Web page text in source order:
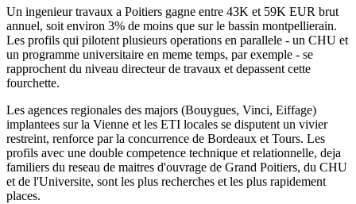
Un ingenieur travaux a Poitiers gagne entre 43K et 59K EUR brut
annuel, soit environ 3% de moins que sur le bassin montpellierain.
Les profils qui pilotent plusieurs operations en parallele - un CHU et
un programme universitaire en meme temps, par exemple - se
rapprochent du niveau directeur de travaux et depassent cette
fourchette.
Les agences regionales des majors (Bouygues, Vinci, Eiffage)
implantees sur la Vienne et les ETI locales se disputent un vivier
restreint, renforce par la concurrence de Bordeaux et Tours. Les
profils avec une double competence technique et relationnelle, deja
familiers du reseau de maitres d'ouvrage de Grand Poitiers, du CHU
et de l'Universite, sont les plus recherches et les plus rapidement
places.